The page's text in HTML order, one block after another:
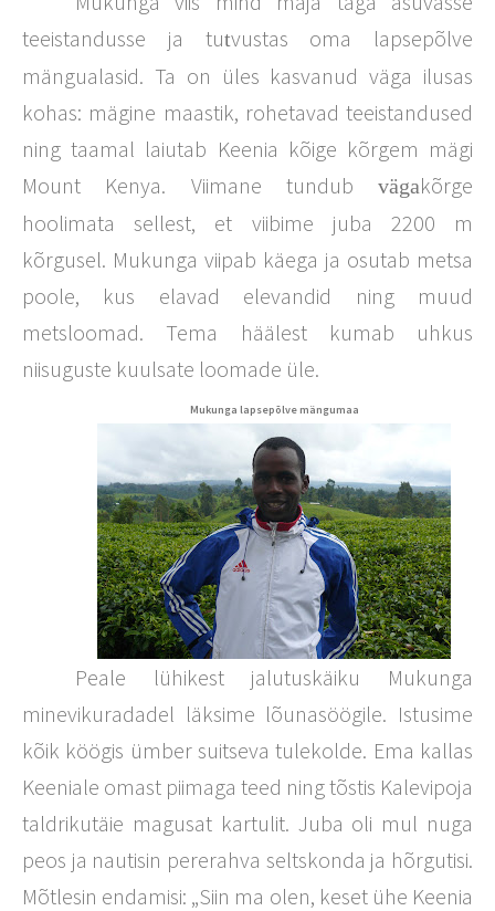
teeistandusse ja tutvustas oma lapsepõlve
mängualasid. Ta on üles kasvanud väga ilusas
kohas: mägine maastik, rohetavad teeistandused
ning taamal laiutab Keenia kõige kõrgem mägi
Mount Kenya. Viimane tundub vägakõrge
hoolimata sellest, et viibime juba 2200
m
kõrgusel. Mukunga viipab käega ja osutab metsa
poole, kus elavad elevandid ning muud
metsloomad. Tema häälest kumab uhkus
niisuguste kuulsate loomade üle.
Mukunga lapsepõlve mängumaa
Peale lühikest jalutuskäiku Mukunga
minevikuradadel läksime lõunasöögile. Istusime
kõik köögis ümber suitseva tulekolde. Ema kallas
Keeniale omast piimaga teed ning tõstis Kalevipoja
taldrikutäie magusat kartulit. Juba oli mul nuga
peos ja nautisin pererahva seltskonda ja hõrgutisi.
Mõtlesin endamisi: „Siin ma olen, keset ühe Keenia